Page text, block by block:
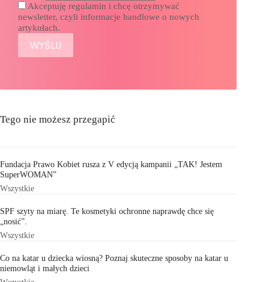
Akceptuję regulamin i chcę otrzymywać
newsletter, czyli informacje handlowe o nowych
artykułach.
Tego nie możesz przegapić
Fundacja Prawo Kobiet rusza z V edycją kampanii „TAK! Jestem
SuperWOMAN”
Wszystkie
SPF szyty na miarę. Te kosmetyki ochronne naprawdę chce się
„nosić”.
Wszystkie
Co na katar u dziecka wiosną? Poznaj skuteczne sposoby na katar u
niemowląt i małych dzieci